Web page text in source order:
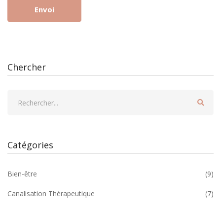
Chercher
Catégories
Bien-être (9)
Canalisation Thérapeutique (7)